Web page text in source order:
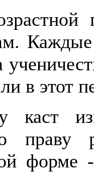
Каждые
в этот
каст
праву
форме